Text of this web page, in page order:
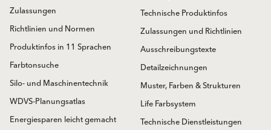
Zulassungen
Richtlinien und Normen
Produktinfos in 11 Sprachen
Farbtonsuche
Silo- und Maschinentechnik
WDVS-Planungsatlas
Energiesparen leicht gemacht
Technische Produktinfos
Zulassungen und Richtlinien
Ausschreibungstexte
Detailzeichnungen
Muster, Farben & Strukturen
Life Farbsystem
Technische Dienstleistungen